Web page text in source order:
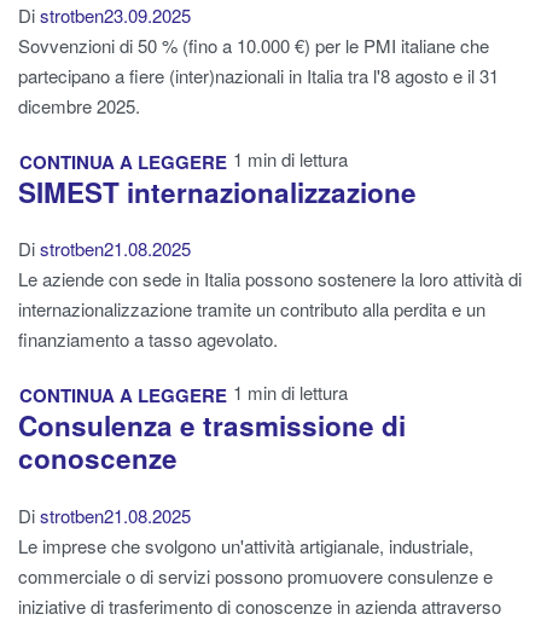
Distrotben23.09.2025
Sovvenzioni di 50 % (fino a 10.000 €) per le PMI italiane che
partecipano a fiere (inter)nazionali in Italia tra l'8 agosto e il 31
dicembre 2025.
CONTINUA A LEGGERE 1 min di lettura
SIMEST internazionalizzazione
Distrotben21.08.2025
Le aziende con sede in Italia possono sostenere la loro attività di
internazionalizzazione tramite un contributo alla perdita e un
finanziamento a tasso agevolato.
CONTINUA A LEGGERE 1 min di lettura
Consulenza e trasmissione di
conoscenze
Distrotben21.08.2025
Le imprese che svolgono un'attività artigianale, industriale,
commerciale o di servizi possono promuovere consulenze e
iniziative di trasferimento di conoscenze in azienda attraverso